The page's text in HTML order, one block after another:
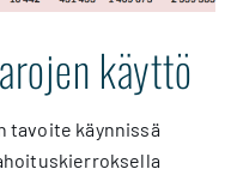
käyttö
tavoite käynnissä